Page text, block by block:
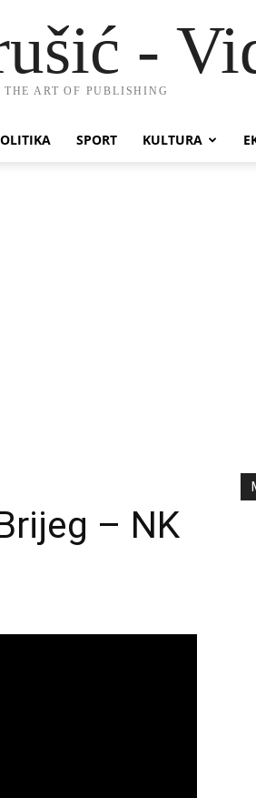
-
THE ART OF PUBLISHING
SPORT KULTURA
– NK